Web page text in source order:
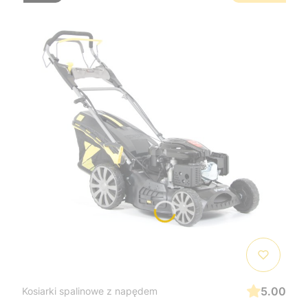
Kosiarki spalinowe z napędem
5.00